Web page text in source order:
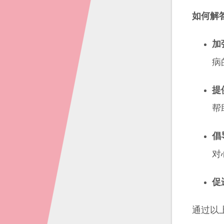
如何解
加
病
提
帮
倡
对
促
通过以